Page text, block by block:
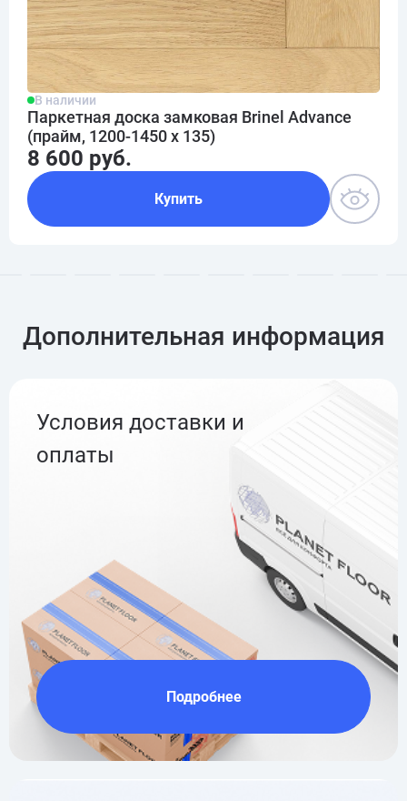
В наличии
Паркетная доска замковая Brinel Advance
(прайм, 1200-1450 х 135)
8 600 руб.
Купить
Дополнительная информация
Условия доставки и
оплаты
Подробнее